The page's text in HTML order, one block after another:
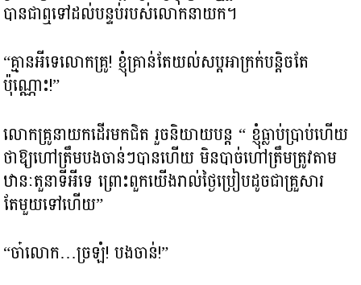
បានជាឮទៅដល់បន្ទប់របស់លោកនាយក។
“គ្មានអីទេលោកគ្រូ! ខ្ញុំគ្រាន់តែយល់សប្តអាក្រក់បន្តិចតែ
ប៉ុណ្ណោះ!”
លោកគ្រូនាយកដើរមកជិត រួចនិយាយបន្ត “ ខ្ញុំធ្លាប់ប្រាប់ហើយ
ថាឱ្យហៅត្រឹមបងចាន់ៗបានហើយ មិនបាច់ហៅត្រឹមត្រូវតាម
ឋានៈតួនាទីអីទេ ព្រោះពួកយើងរាល់ថ្ងៃប្រៀបដូចជាគ្រួសារ
តែមួយទៅហើយ”
“ចា៎លោក…ច្រឡំ! បងចាន់!”